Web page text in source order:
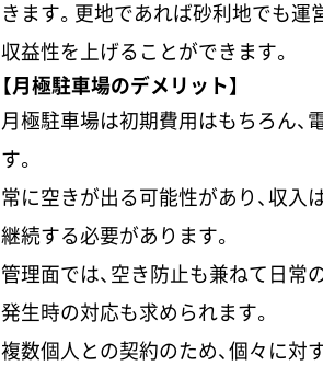
きます。更地であれば砂利地でも運
収益性を上げることができます。
【月極駐車場のデメリット】
月極駐車場は初期費用はもちろん、
す。
常に空きが出る可能性があり、収
継続する必要があります。
管理面では、空き防止も兼ねて日常
発生時の対応も求められます。
複数個人との契約のため、個々に対